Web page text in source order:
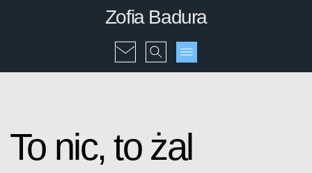
Zofia Badura
To nic, to żal